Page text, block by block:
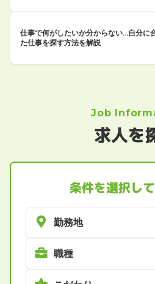
仕事で何がしたいか分からない…自分に
た仕事を探す方法を解説
Job
求人を
条件を選択し
勤務地
職種